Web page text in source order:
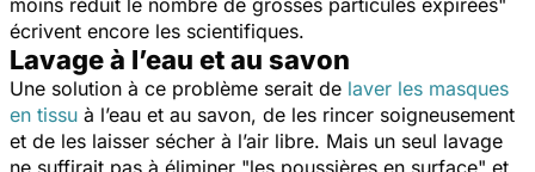
écrivent encore les scientifiques.
Lavage à l’eau et au savon
Une solution à ce problème serait de laver les masques
en tissu à l’eau et au savon, de les rincer soigneusement
et de les laisser sécher à l’air libre. Mais un seul lavage
ne suffirait pas à éliminer "les poussières en surface" et